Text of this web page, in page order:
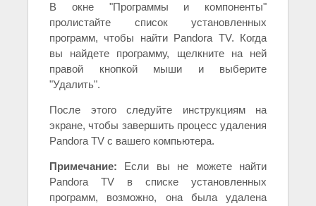
В окне "Программы и компоненты"
пролистайте список установленных
программ, чтобы найти Pandora TV. Когда
вы найдете программу, щелкните на ней
правой кнопкой мыши и выберите
"Удалить".
После этого следуйте инструкциям на
экране, чтобы завершить процесс удаления
Pandora TV с вашего компьютера.
Примечание: Если вы не можете найти
Pandora TV в списке установленных
программ, возможно, она была удалена